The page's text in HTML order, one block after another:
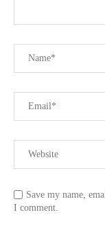
Save my name,
I comment.